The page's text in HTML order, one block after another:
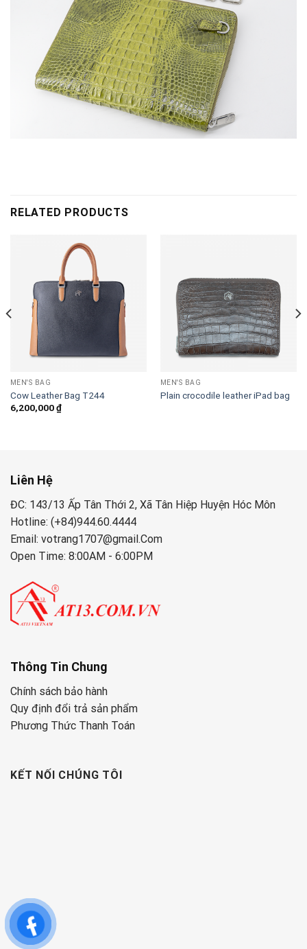
RELATED PRODUCTS
MEN'S BAG
Cow Leather Bag T244
6,200,000₫
MEN'S BAG
Plain crocodile leather iPad bag
Liên Hệ
ĐC: 143/13 Ấp Tân Thới 2, Xã Tân Hiệp Huyện Hóc Môn
Hotline: (+84)944.60.4444
Email: votrang1707@gmail.Com
Open Time: 8:00AM - 6:00PM
Thông Tin Chung
Chính sách bảo hành
Quy định đổi trả sản phẩm
Phương Thức Thanh Toán
KẾT NỐI CHÚNG TÔI